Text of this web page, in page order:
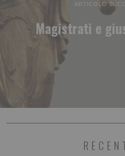
ARTICOLO
Magistrati e